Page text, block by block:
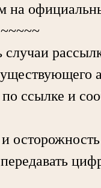
на
~~~~~
по ссылке и